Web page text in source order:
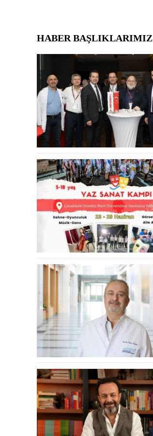
HABER BAŞLIKLARIMIZ